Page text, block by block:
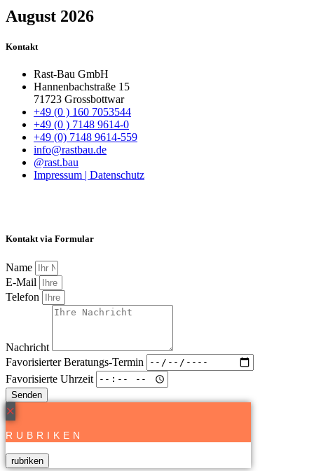
August 2026
Kontakt
Rast-Bau GmbH
Hannenbachstraße 15
71723 Grossbottwar
+49 (0 ) 160 7053544
+49 (0 ) 7148 9614-0
+49 (0) 7148 9614-559
info@rastbau.de
@rast.bau
Impressum | Datenschutz
Kontakt via Formular
Name
E-Mail
Telefon
Nachricht
Favorisierter Beratungs-Termin
Favorisierte Uhrzeit
Senden
×
RUBRIKEN
rubriken